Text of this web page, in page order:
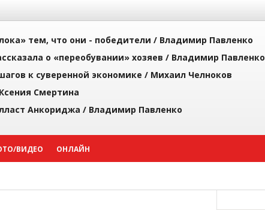
тем, что они - победители / Владимир Павленко
о «переобувании» хозяев / Владимир Павленко
к суверенной экономике / Михаил Челноков
Ксения Смертина
Анкориджа / Владимир Павленко
ВИДЕО ОНЛАЙН